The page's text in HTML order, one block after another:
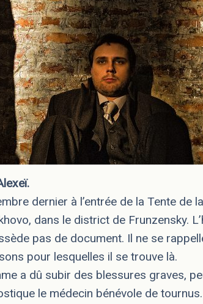
dernier à l’entrée de la Tente de
dans le district de Frunzensky.
pas de document. Il ne se
pour lesquelles il se trouve là.
a dû subir des blessures graves,
le médecin bénévole de